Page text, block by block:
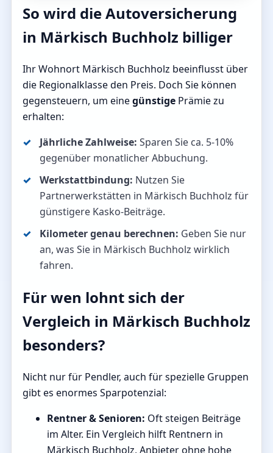
So wird die Autoversicherung
in Märkisch Buchholz billiger
Ihr Wohnort Märkisch Buchholz beeinflusst über
die Regionalklasse den Preis. Doch Sie können
gegensteuern, um einegünstige Prämie zu
erhalten:
Jährliche Zahlweise: Sparen Sie ca. 5-10%
gegenüber monatlicher Abbuchung.
Werkstattbindung: Nutzen Sie
Partnerwerkstätten in Märkisch Buchholz für
günstigere Kasko-Beiträge.
Kilometer genau berechnen: Geben Sie nur
an, was Sie in Märkisch Buchholz wirklich
fahren.
Für wen lohnt sich der
Vergleich in Märkisch Buchholz
besonders?
Nicht nur für Pendler, auch für spezielle Gruppen
gibt es enormes Sparpotenzial:
Rentner & Senioren: Oft steigen Beiträge
im Alter. Ein Vergleich hilft Rentnern in
Märkisch Buchholz, Anbieter ohne hohe